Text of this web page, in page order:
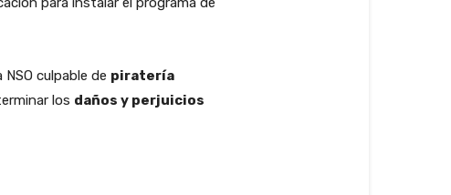
culpable de piratería
los daños y perjuicios